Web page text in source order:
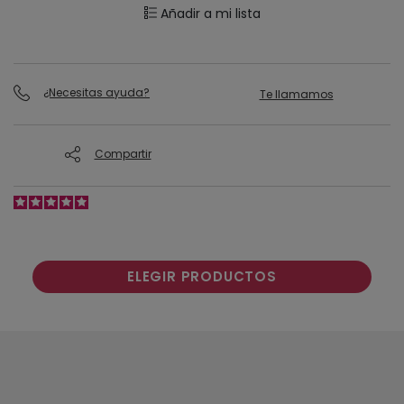
Añadir a mi lista
¿Necesitas ayuda? Te llamamos
Compartir
ELEGIR PRODUCTOS